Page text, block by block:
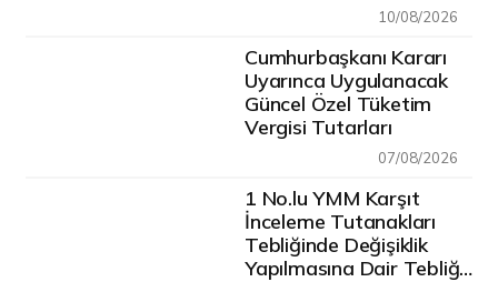
10/08/2026
Cumhurbaşkanı Kararı
Uyarınca Uygulanacak
Güncel Özel Tüketim
Vergisi Tutarları
07/08/2026
1 No.lu YMM Karşıt
İnceleme Tutanakları
Tebliğinde Değişiklik
Yapılmasına Dair Tebliğ